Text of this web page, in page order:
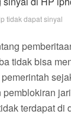
tidak dapat sinyal
tidak bisa
terdapat di